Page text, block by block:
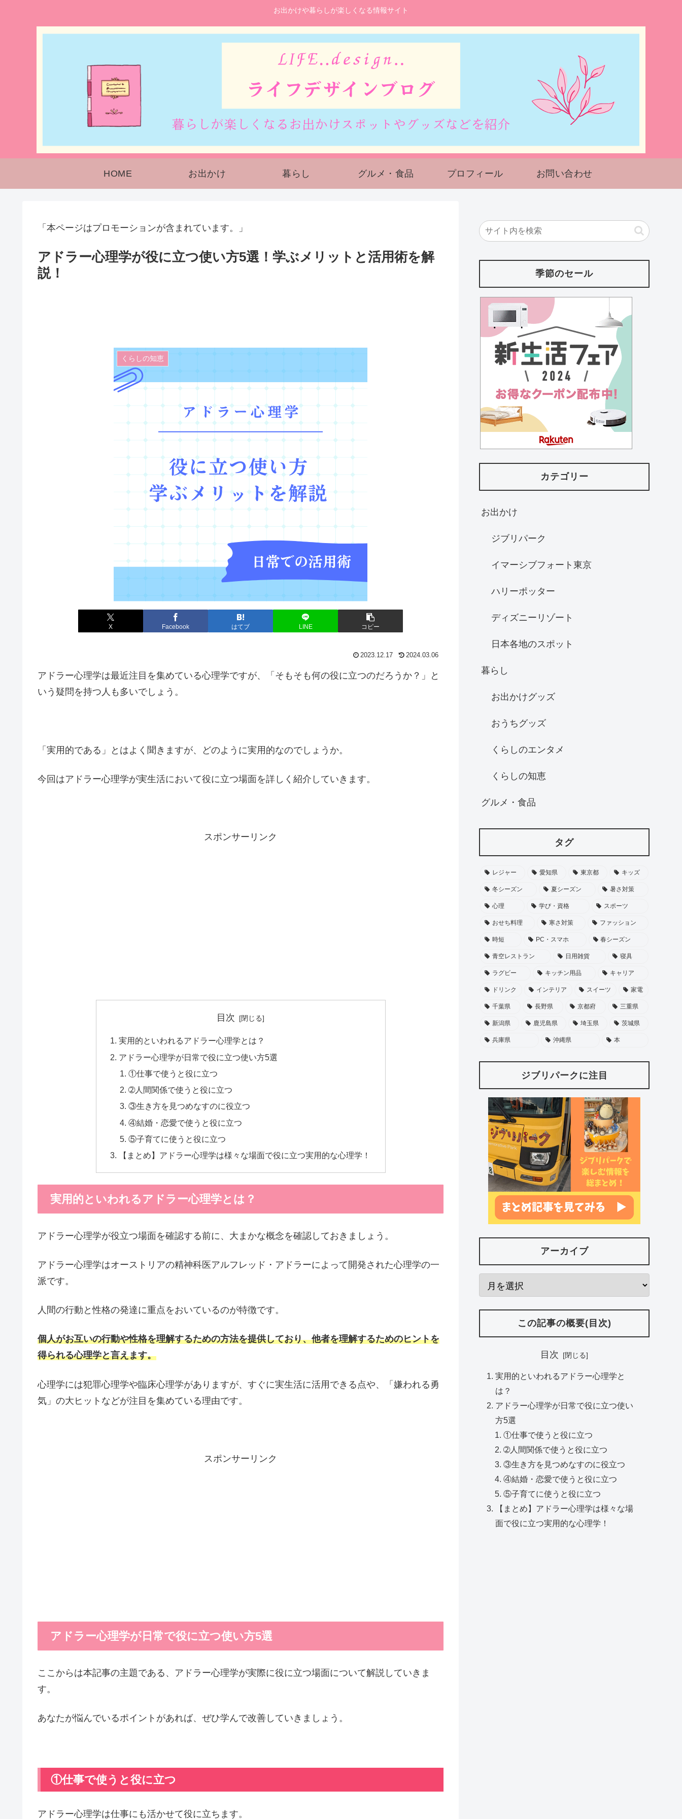
お出かけや暮らしが楽しくなる情報サイト
HOME お出かけ 暮らし グルメ・食品 プロフィール お問い合わせ
「本ページはプロモーションが含まれています。」
アドラー心理学が役に立つ使い方5選！学ぶメリットと活用術を解
説！
くらしの知恵
X Facebook はてブ LINE コピー
2023.12.17 2024.03.06
アドラー心理学は最近注目を集めている心理学ですが、「そもそも何の役に立つのだろうか？」と
いう疑問を持つ人も多いでしょう。
「実用的である」とはよく聞きますが、どのように実用的なのでしょうか。
今回はアドラー心理学が実生活において役に立つ場面を詳しく紹介していきます。
スポンサーリンク
目次
実用的といわれるアドラー心理学とは？
アドラー心理学が日常で役に立つ使い方5選
①仕事で使うと役に立つ
➁人間関係で使うと役に立つ
③生き方を見つめなすのに役立つ
④結婚・恋愛で使うと役に立つ
⑤子育てに使うと役に立つ
【まとめ】アドラー心理学は様々な場面で役に立つ実用的な心理学！
実用的といわれるアドラー心理学とは？
アドラー心理学が役立つ場面を確認する前に、大まかな概念を確認しておきましょう。
アドラー心理学はオーストリアの精神科医アルフレッド・アドラーによって開発された心理学の一
派です。
人間の行動と性格の発達に重点をおいているのが特徴です。
個人がお互いの行動や性格を理解するための方法を提供しており、他者を理解するためのヒントを
得られる心理学と言えます。
心理学には犯罪心理学や臨床心理学がありますが、すぐに実生活に活用できる点や、「嫌われる勇
気」の大ヒットなどが注目を集めている理由です。
スポンサーリンク
アドラー心理学が日常で役に立つ使い方5選
ここからは本記事の主題である、アドラー心理学が実際に役に立つ場面について解説していきま
す。
あなたが悩んでいるポイントがあれば、ぜひ学んで改善していきましょう。
①仕事で使うと役に立つ
アドラー心理学は仕事にも活かせて役に立ちます。
季節のセール
カテゴリー
お出かけ
ジブリパーク
イマーシブフォート東京
ハリーポッター
ディズニーリゾート
日本各地のスポット
暮らし
お出かけグッズ
おうちグッズ
くらしのエンタメ
くらしの知恵
グルメ・食品
タグ
レジャー 愛知県 東京都 キッズ
冬シーズン 夏シーズン 暑さ対策
心理 学び・資格 スポーツ
おせち料理 寒さ対策 ファッション
時短 PC・スマホ 春シーズン
青空レストラン 日用雑貨 寝具
ラグビー キッチン用品 キャリア
ドリンク インテリア スイーツ 家電
千葉県 長野県 京都府 三重県
新潟県 鹿児島県 埼玉県 茨城県
兵庫県 沖縄県 本
ジブリパークに注目
アーカイブ
この記事の概要(目次)
目次
実用的といわれるアドラー心理学と
は？
アドラー心理学が日常で役に立つ使い
方5選
①仕事で使うと役に立つ
➁人間関係で使うと役に立つ
③生き方を見つめなすのに役立つ
④結婚・恋愛で使うと役に立つ
⑤子育てに使うと役に立つ
【まとめ】アドラー心理学は様々な場
面で役に立つ実用的な心理学！